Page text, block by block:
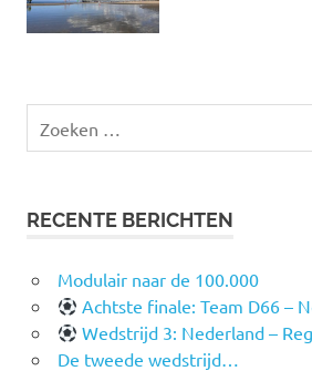
naar:
RECENTE BERICHTEN
Modulair naar de 100.000
Achtste finale: Team D66 –
Wedstrijd 3: Nederland –
De tweede wedstrijd…